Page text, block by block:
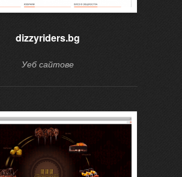
dizzyriders.bg
Уеб сайтове